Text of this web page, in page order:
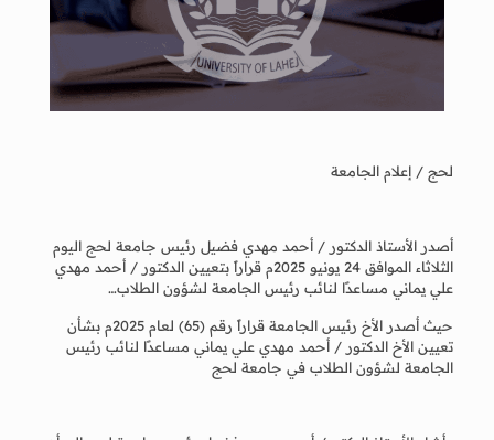
لحج / إعلام الجامعة
أصدر الأستاذ الدكتور / أحمد مهدي فضيل رئيس جامعة لحج اليوم
الثلاثاء الموافق 24 يونيو 2025م قراراً بتعيين الدكتور / أحمد مهدي
علي يماني مساعدًا لنائب رئيس الجامعة لشؤون الطلاب…
حيث أصدر الأخ رئيس الجامعة قراراً رقم (65) لعام 2025م بشأن
تعيين الأخ الدكتور / أحمد مهدي علي يماني مساعدًا لنائب رئيس
الجامعة لشؤون الطلاب في جامعة لحج